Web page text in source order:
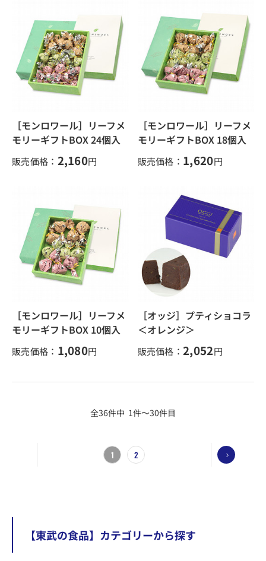
【東武の食品】カテゴリーから探す
［モンロワール］リーフメ
モリーギフトBOX 24個入
販売価格： 2,160円
［モンロワール］リーフメ
モリーギフトBOX 18個入
販売価格： 1,620円
［モンロワール］リーフメ
モリーギフトBOX 10個入
販売価格： 1,080円
［オッジ］プティショコラ
＜オレンジ＞
販売価格： 2,052円
全36件中 1件～30件目
1 2